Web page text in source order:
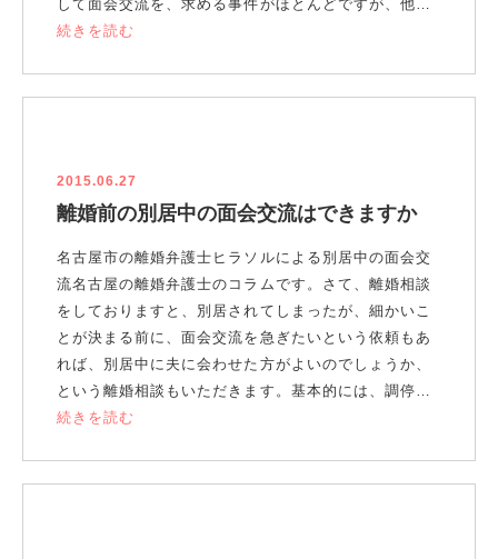
して面会交流を、求める事件がほとんどですが、他…
続きを読む
2015.06.27
離婚前の別居中の面会交流はできますか
名古屋市の離婚弁護士ヒラソルによる別居中の面会交
流名古屋の離婚弁護士のコラムです。さて、離婚相談
をしておりますと、別居されてしまったが、細かいこ
とが決まる前に、面会交流を急ぎたいという依頼もあ
れば、別居中に夫に会わせた方がよいのでしょうか、
という離婚相談もいただきます。基本的には、調停…
続きを読む